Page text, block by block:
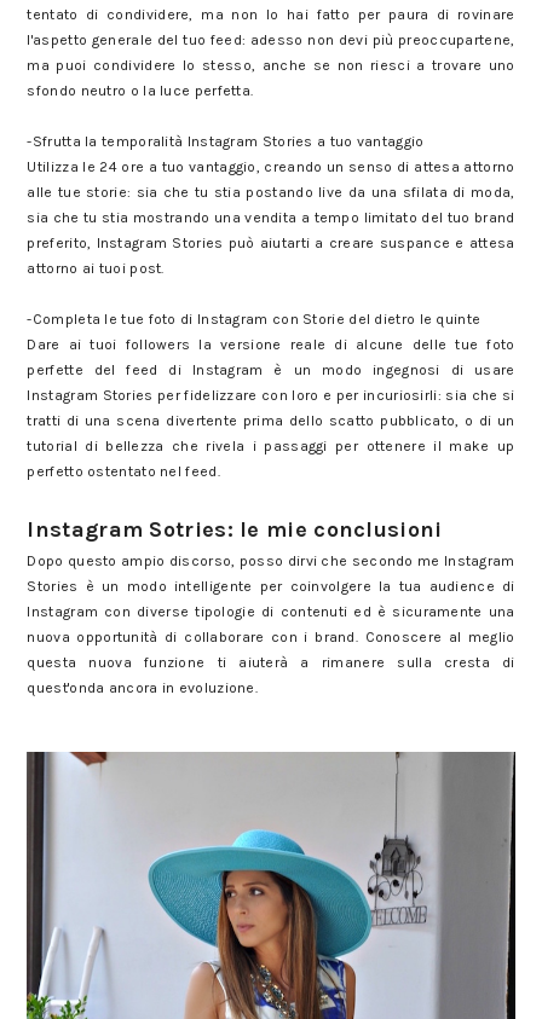
tentato di condividere, ma non lo hai fatto per paura di rovinare
l'aspetto generale del tuo feed: adesso non devi più preoccupartene,
ma puoi condividere lo stesso, anche se non riesci a trovare uno
sfondo neutro o la luce perfetta.
-Sfrutta la temporalità Instagram Stories a tuo vantaggio
Utilizza le 24 ore a tuo vantaggio, creando un senso di attesa attorno
alle tue storie: sia che tu stia postando live da una sfilata di moda,
sia che tu stia mostrando una vendita a tempo limitato del tuo brand
preferito, Instagram Stories può aiutarti a creare suspance e attesa
attorno ai tuoi post.
-Completa le tue foto di Instagram con Storie del dietro le quinte
Dare ai tuoi followers la versione reale di alcune delle tue foto
perfette del feed di Instagram è un modo ingegnosi di usare
Instagram Stories per fidelizzare con loro e per incuriosirli: sia che si
tratti di una scena divertente prima dello scatto pubblicato, o di un
tutorial di bellezza che rivela i passaggi per ottenere il make up
perfetto ostentato nel feed.
Instagram Sotries: le mie conclusioni
Dopo questo ampio discorso, posso dirvi che secondo me Instagram
Stories è un modo intelligente per coinvolgere la tua audience di
Instagram con diverse tipologie di contenuti ed è sicuramente una
nuova opportunità di collaborare con i brand. Conoscere al meglio
questa nuova funzione ti aiuterà a rimanere sulla cresta di
quest'onda ancora in evoluzione.